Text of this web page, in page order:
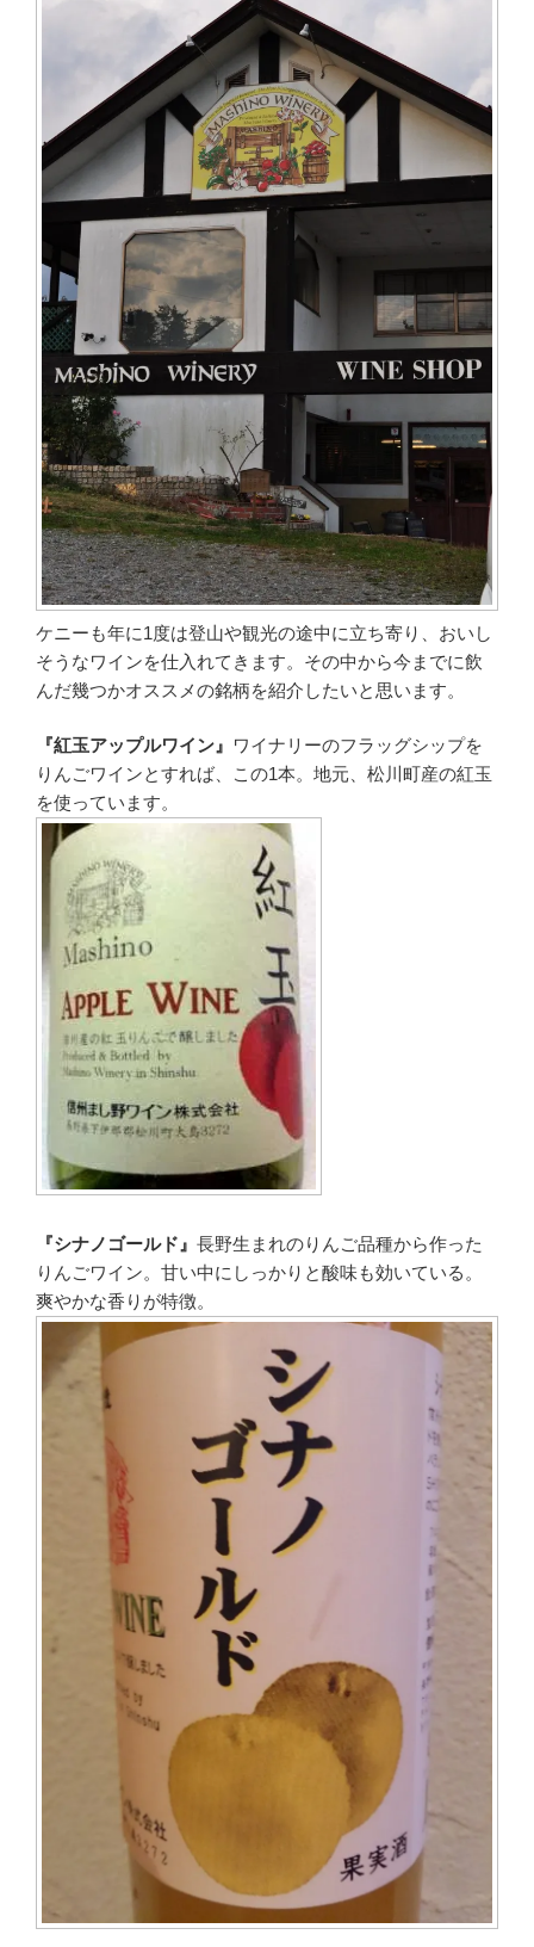
ケニーも年に1度は登山や観光の途中に立ち寄り、おいし
そうなワインを仕入れてきます。その中から今までに飲
んだ幾つかオススメの銘柄を紹介したいと思います。
『紅玉アップルワイン』 ワイナリーのフラッグシップを
りんごワインとすれば、この1本。地元、松川町産の紅玉
を使っています。
『シナノゴールド』 長野生まれのりんご品種から作った
りんごワイン。甘い中にしっかりと酸味も効いている。
爽やかな香りが特徴。